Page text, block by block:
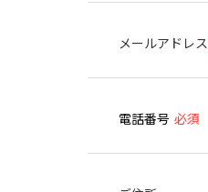
メールアドレス
電話番号 必須